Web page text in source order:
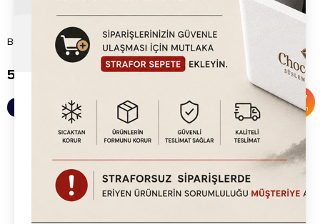
Bubble Waffle Makine Tepsisi
500.00
Sepete Ekle
Timer
% 67
İndirim
500.00
Sepete Ekle